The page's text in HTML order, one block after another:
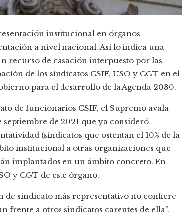
institucional en órganos
a nivel nacional. Así lo indica una
recurso de casación interpuesto por las
de los sindicatos CSIF, USO y CGT en el
para el desarrollo de la Agenda 2030.
de funcionarios CSIF, el Supremo avala
de 2021 que ya consideró
(sindicatos que ostentan el 10% de la
institucional a otras organizaciones que
implantados en un ámbito concreto. En
y CGT de este órgano.
de sindicato más representativo no confiere
frente a otros sindicatos carentes de ella”.